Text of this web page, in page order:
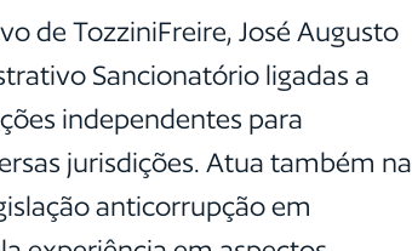
de TozziniFreire, José Augusto
Sancionatório ligadas a
independentes para
jurisdições. Atua também na
anticorrupção em